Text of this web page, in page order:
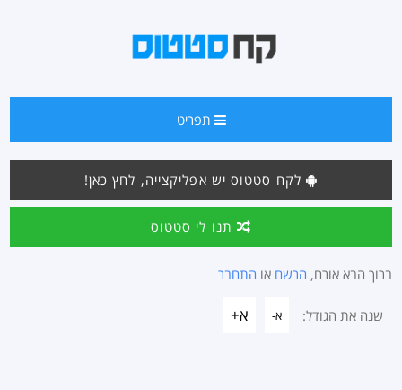
תפריט
לקח סטטוס יש אפליקצייה, לחץ כאן!
תנו לי סטטוס
ברוך הבא אורח, הרשם או התחבר
שנה את הגודל: א- א+